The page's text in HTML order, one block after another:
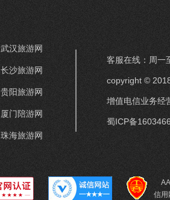
武汉旅游网
长沙旅游网
贵阳旅游网
厦门陪游网
珠海旅游网
客服在线：周一
copyright ©
增值电信业务经
蜀ICP备
信用